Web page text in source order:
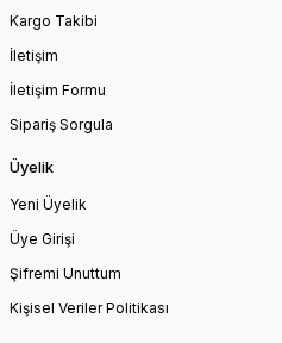
Kargo Takibi
İletişim
İletişim Formu
Sipariş Sorgula
Üyelik
Yeni Üyelik
Üye Girişi
Şifremi Unuttum
Kişisel Veriler Politikası